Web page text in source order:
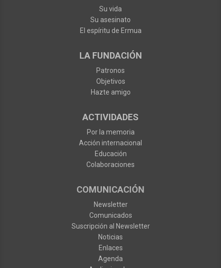
Su vida
Su asesinato
El espíritu de Ermua
LA FUNDACIÓN
Patronos
Objetivos
Hazte amigo
ACTIVIDADES
Por la memoria
Acción internacional
Educación
Colaboraciones
COMUNICACIÓN
Newsletter
Comunicados
Suscripción al Newsletter
Noticias
Enlaces
Agenda